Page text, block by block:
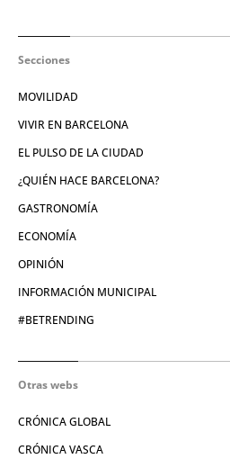
Secciones
MOVILIDAD
VIVIR EN BARCELONA
EL PULSO DE LA CIUDAD
¿QUIÉN HACE BARCELONA?
GASTRONOMÍA
ECONOMÍA
OPINIÓN
INFORMACIÓN MUNICIPAL
#BETRENDING
Otras webs
CRÓNICA GLOBAL
CRÓNICA VASCA